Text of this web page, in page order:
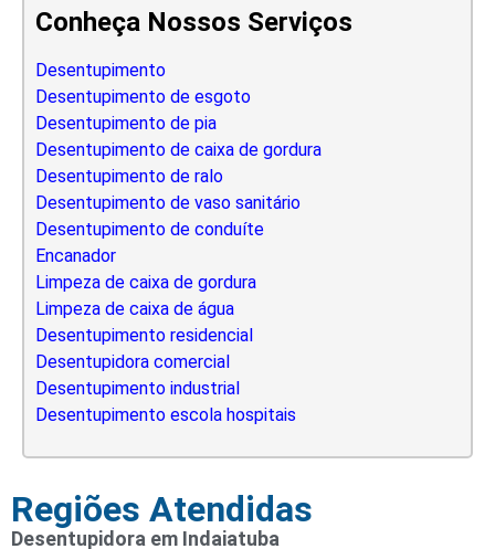
Conheça Nossos Serviços
Desentupimento
Desentupimento de esgoto
Desentupimento de pia
Desentupimento de caixa de gordura
Desentupimento de ralo
Desentupimento de vaso sanitário
Desentupimento de conduíte
Encanador
Limpeza de caixa de gordura
Limpeza de caixa de água
Desentupimento residencial
Desentupidora comercial
Desentupimento industrial
Desentupimento escola hospitais
Regiões Atendidas
Desentupidora em Indaiatuba